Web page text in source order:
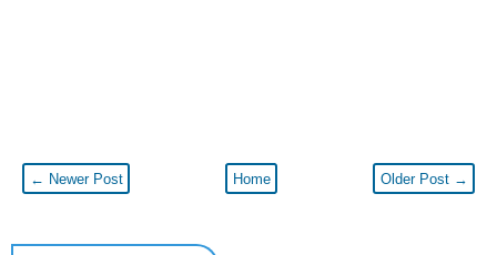
← Newer Post Older Post →
Home